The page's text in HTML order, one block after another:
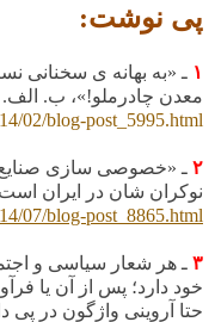
پی نوشت:
۱ ـ «به بهانه ی سخنانی
معدن چادرملو!»، ب. الف. بزرگمهر، ۲۹
02/blog-post_5995.html
۲ ـ «خصوصی سازی صنایع
نوکران شان در ایران است!»، ب.
07/blog-post_8865.html
۳ ـ هر شعار سیاسی و
خود دارد؛ پس از آن یا
حتا آروینی واژگون در پی